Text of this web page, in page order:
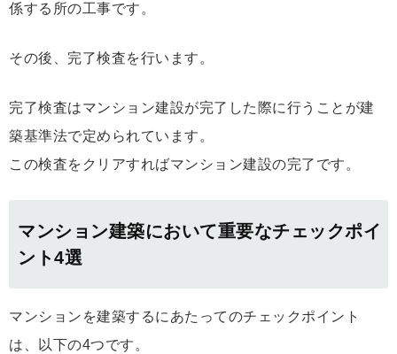
係する所の工事です。
その後、完了検査を行います。
完了検査はマンション建設が完了した際に行うことが建
築基準法で定められています。
この検査をクリアすればマンション建設の完了です。
マンション建築において重要なチェックポイ
ント4選
マンションを建築するにあたってのチェックポイント
は、以下の4つです。